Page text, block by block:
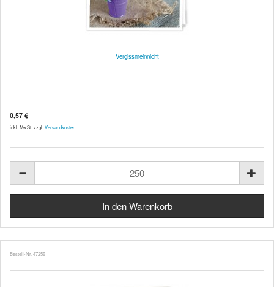
Vergissmeinnicht
0,57 €
inkl. MwSt. zzgl. Versandkosten
Bestell-Nr. 47259